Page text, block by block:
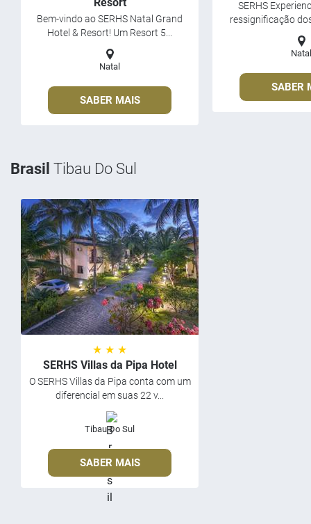
Bem-vindo ao SERHS Natal Grand
Hotel & Resort! Um Resort 5...
Natal
SABER MAIS
SERHS
ressignificação
Natal
SABER
Brasil Tibau Do Sul
★ ★ ★
SERHS Villas da Pipa Hotel
O SERHS Villas da Pipa conta com um
diferencial em suas 22 v...
Tibau Do Sul
SABER MAIS